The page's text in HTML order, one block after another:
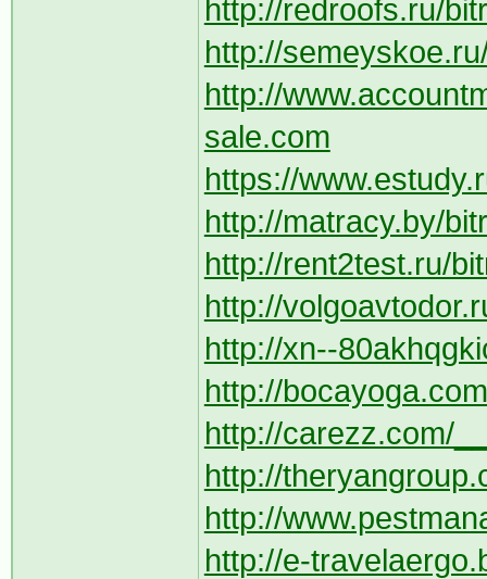
http://redroofs.ru/
http://
http://
sale.com
https://
http://matracy.by/
http://rent2test.ru/
http://
http://xn--
http://
http://carezz.com/
http://
http://
http://e-